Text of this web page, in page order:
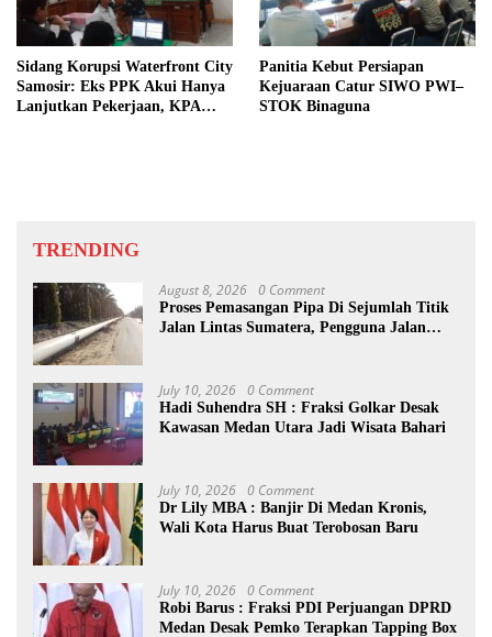
Sidang Korupsi Waterfront City
Samosir: Eks PPK Akui Hanya
Lanjutkan Pekerjaan, KPA
Panitia Kebut Persiapan
Kejuaraan Catur SIWO PWI–
STOK Binaguna
TRENDING
August 8, 2026 0 Comment
Proses Pemasangan Pipa Di Sejumlah Titik
Jalan Lintas Sumatera, Pengguna Jalan
July 10, 2026 0 Comment
Hadi Suhendra SH : Fraksi Golkar Desak
Kawasan Medan Utara Jadi Wisata Bahari
July 10, 2026 0 Comment
Dr Lily MBA : Banjir Di Medan Kronis,
Wali Kota Harus Buat Terobosan Baru
July 10, 2026 0 Comment
Robi Barus : Fraksi PDI Perjuangan DPRD
Medan Desak Pemko Terapkan Tapping Box